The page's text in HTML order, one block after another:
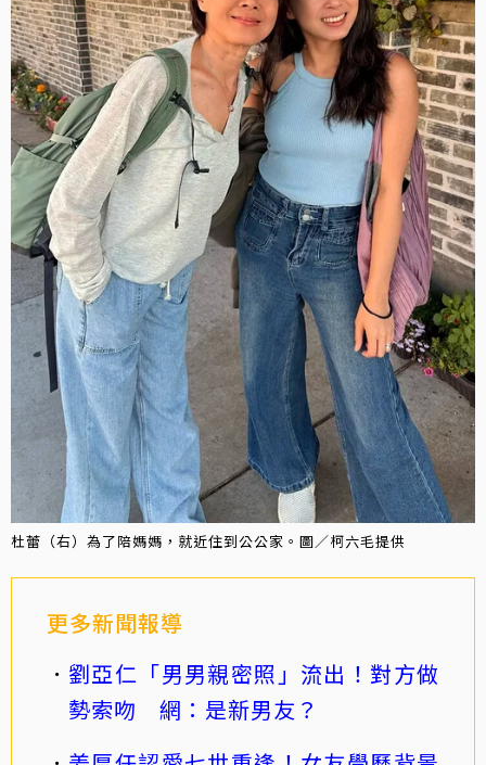
杜蕾（右）為了陪媽媽，就近住到公公家。圖／柯六毛提供
更多新聞報導
劉亞仁「男男親密照」流出！對方做
勢索吻 網：是新男友？